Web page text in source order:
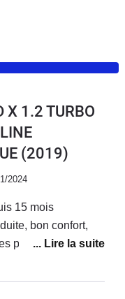
X 1.2 TURBO
(2019)
2024
15 mois
bon confort,
parents, acheté en
tech 130cv, le